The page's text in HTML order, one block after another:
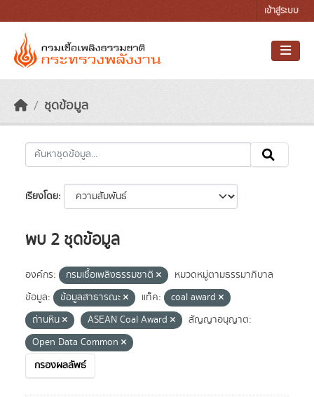
เข้าสู่ระบบ
ชุดข้อมูล
เรียงโดย
พบ 2 ชุดข้อมูล
องค์กร: กรมเชื้อเพลิงธรรมชาติ
หมวดหมู่ตามธรรมาภิบาล
ข้อมูล:
ข้อมูลสาธารณะ แท็ค:
coal award
ถ่านหิน
ASEAN Coal Award
สัญญาอนุญาต:
Open Data Common
กรองผลลัพธ์